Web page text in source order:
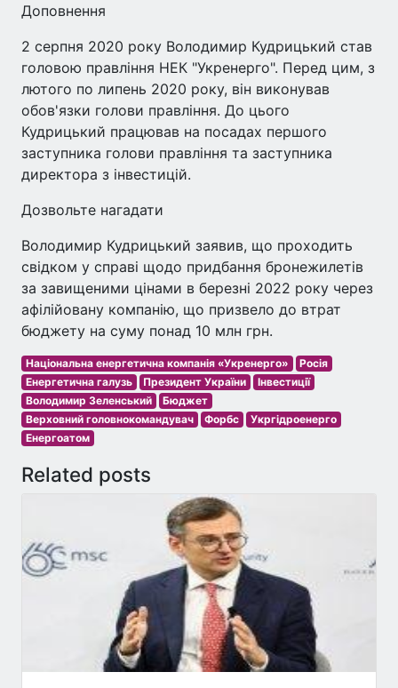
Доповнення
2 серпня 2020 року Володимир Кудрицький став
головою правління НЕК "Укренерго". Перед цим, з
лютого по липень 2020 року, він виконував
обов'язки голови правління. До цього
Кудрицький працював на посадах першого
заступника голови правління та заступника
директора з інвестицій.
Дозвольте нагадати
Володимир Кудрицький заявив, що проходить
свідком у справі щодо придбання бронежилетів
за завищеними цінами в березні 2022 року через
афілійовану компанію, що призвело до втрат
бюджету на суму понад 10 млн грн.
Національна енергетична компанія «Укренерго»
Росія
Енергетична галузь
Президент України
Інвестиції
Володимир Зеленський
Бюджет
Верховний головнокомандувач
Форбс
Укргідроенерго
Енергоатом
Related posts